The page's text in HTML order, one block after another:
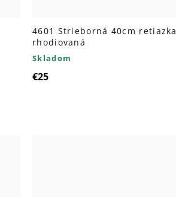
4601 Strieborná 40cm retiazka
rhodiovaná
Skladom
€25